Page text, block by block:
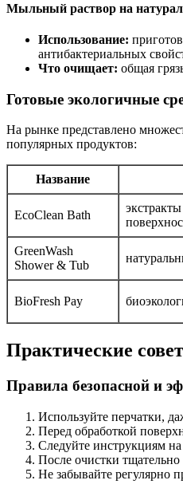
Мыльный раствор на
Использование:
антибактериальных
Что очищает: общая
Готовые экологичные
На рынке представлено
популярных продуктов:
Название
EcoClean Bath
GreenWash
Shower & Tub
BioFresh Рay
Практические
Правила безопасной и
Используйте перчатки,
Перед обработкой
Следуйте инструкциям на
После очистки
Не забывайте регулярно